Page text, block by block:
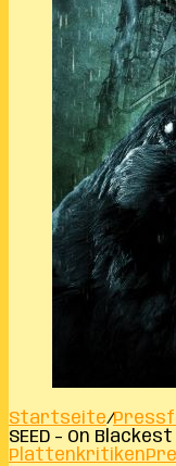
Startseite/
SEED – On
Plattenkritiken